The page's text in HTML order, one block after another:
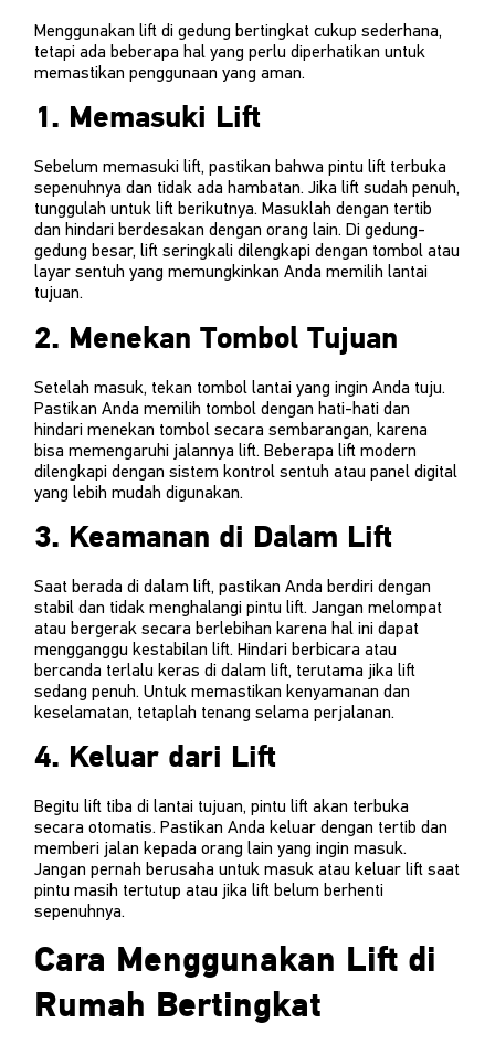
Menggunakan lift di gedung bertingkat cukup sederhana,
tetapi ada beberapa hal yang perlu diperhatikan untuk
memastikan penggunaan yang aman.
1. Memasuki Lift
Sebelum memasuki lift, pastikan bahwa pintu lift terbuka
sepenuhnya dan tidak ada hambatan. Jika lift sudah penuh,
tunggulah untuk lift berikutnya. Masuklah dengan tertib
dan hindari berdesakan dengan orang lain. Di gedung-
gedung besar, lift seringkali dilengkapi dengan tombol atau
layar sentuh yang memungkinkan Anda memilih lantai
tujuan.
2. Menekan Tombol Tujuan
Setelah masuk, tekan tombol lantai yang ingin Anda tuju.
Pastikan Anda memilih tombol dengan hati-hati dan
hindari menekan tombol secara sembarangan, karena
bisa memengaruhi jalannya lift. Beberapa lift modern
dilengkapi dengan sistem kontrol sentuh atau panel digital
yang lebih mudah digunakan.
3. Keamanan di Dalam Lift
Saat berada di dalam lift, pastikan Anda berdiri dengan
stabil dan tidak menghalangi pintu lift. Jangan melompat
atau bergerak secara berlebihan karena hal ini dapat
mengganggu kestabilan lift. Hindari berbicara atau
bercanda terlalu keras di dalam lift, terutama jika lift
sedang penuh. Untuk memastikan kenyamanan dan
keselamatan, tetaplah tenang selama perjalanan.
4. Keluar dari Lift
Begitu lift tiba di lantai tujuan, pintu lift akan terbuka
secara otomatis. Pastikan Anda keluar dengan tertib dan
memberi jalan kepada orang lain yang ingin masuk.
Jangan pernah berusaha untuk masuk atau keluar lift saat
pintu masih tertutup atau jika lift belum berhenti
sepenuhnya.
Cara Menggunakan Lift di
Rumah Bertingkat